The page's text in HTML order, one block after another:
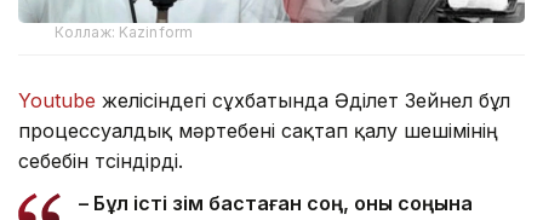
Коллаж: Kazinform
Youtube желісіндегі сұхбатында Әділет Зейнел бұл
процессуалдық мәртебені сақтап қалу шешімінің
себебін түсіндірді.
– Бұл істі өзім бастаған соң, оны соңына